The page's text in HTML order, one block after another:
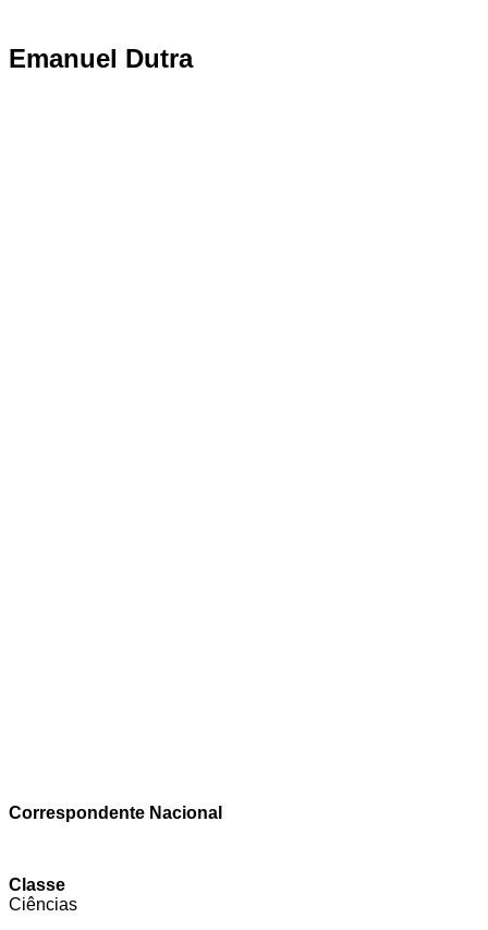
Emanuel Dutra
Correspondente Nacional
Classe
Ciências